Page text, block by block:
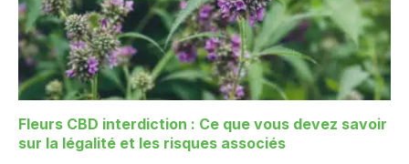
Fleurs CBD interdiction : Ce que vous devez savoir
sur la légalité et les risques associés